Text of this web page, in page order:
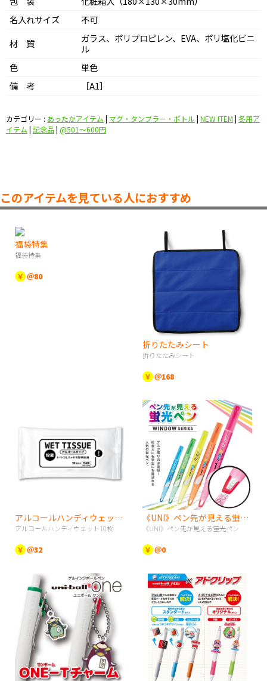
名入れサイズ
不可
材 質
ガラス、ポリプロピレン、EVA、ポリ塩化ビニ
ル
色
単色
備 考
［A1］
カテゴリー : あったかアイテム | マグ・タンブラー・ボトル | NEW ITEM | 冬用ア
イテム | 記念品| @501〜600円
このアイテムを見ている人におすすめ
福袋特集
福袋特集
￥ ＠80
折りたたみシート
折りたたみシート
￥ ＠168
アルコールハンディウェット10枚
アルコールハンディウェット10枚
￥ ＠32
《UNI》ペン先が見える蛍光ペン
《UNI》ペン先が見える蛍光ペン
￥ ＠0